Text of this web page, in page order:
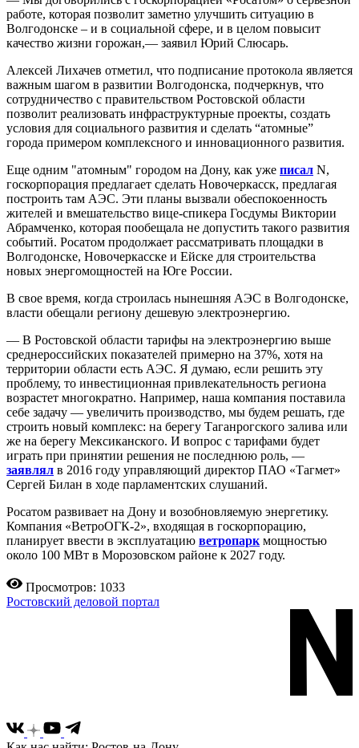
работе, которая позволит заметно улучшить ситуацию в
Волгодонске – и в социальной сфере, и в целом повысит
качество жизни горожан,— заявил Юрий Слюсарь.
Алексей Лихачев отметил, что подписание протокола является
важным шагом в развитии Волгодонска, подчеркнув, что
сотрудничество с правительством Ростовской области
позволит реализовать инфраструктурные проекты, создать
условия для социального развития и сделать “атомные”
города примером комплексного и инновационного развития.
Еще одним "атомным" городом на Дону, как уже писал N,
госкорпорация предлагает сделать Новочеркасск, предлагая
построить там АЭС. Эти планы вызвали обеспокоенность
жителей и вмешательство вице-спикера Госдумы Виктории
Абрамченко, которая пообещала не допустить такого развития
событий. Росатом продолжает рассматривать площадки в
Волгодонске, Новочеркасске и Ейске для строительства
новых энергомощностей на Юге России.
В свое время, когда строилась нынешняя АЭС в Волгодонске,
власти обещали региону дешевую электроэнергию.
— В Ростовской области тарифы на электроэнергию выше
среднероссийских показателей примерно на 37%, хотя на
территории области есть АЭС. Я думаю, если решить эту
проблему, то инвестиционная привлекательность региона
возрастет многократно. Например, наша компания поставила
себе задачу — увеличить производство, мы будем решать, где
строить новый комплекс: на берегу Таганрогского залива или
же на берегу Мексиканского. И вопрос с тарифами будет
играть при принятии решения не последнюю роль, —
заявлял в 2016 году управляющий директор ПАО «Тагмет»
Сергей Билан в ходе парламентских слушаний.
Росатом развивает на Дону и возобновляемую энергетику.
Компания «ВетроОГК-2», входящая в госкорпорацию,
планирует ввести в эксплуатацию ветропарк мощностью
около 100 МВт в Морозовском районе к 2027 году.
Просмотров: 1033
Ростовский деловой портал